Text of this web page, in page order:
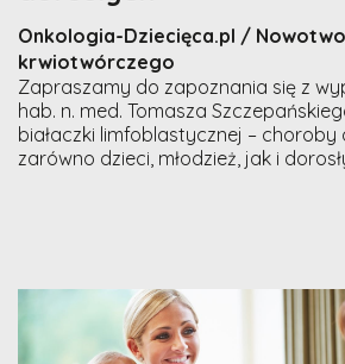
Onkologia-Dziecięca.pl /
krwiotwórczego
Zapraszamy do zapoznania się z
hab. n. med. Tomasza
białaczki limfoblastycznej –
zarówno dzieci, młodzież, jak i